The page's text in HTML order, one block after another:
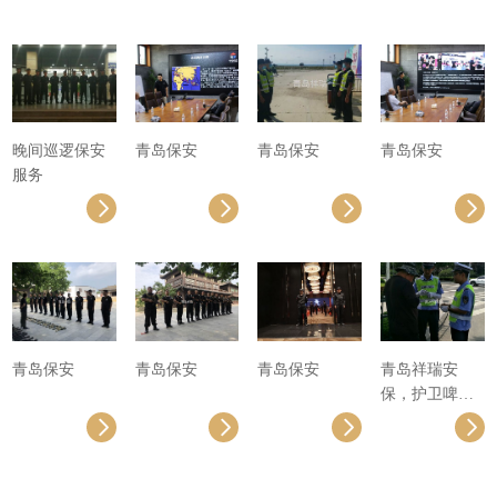
晚间巡逻保安
服务
青岛保安 青岛保安 青岛保安
青岛保安 青岛保安 青岛保安
青岛祥瑞安
保，护卫啤酒